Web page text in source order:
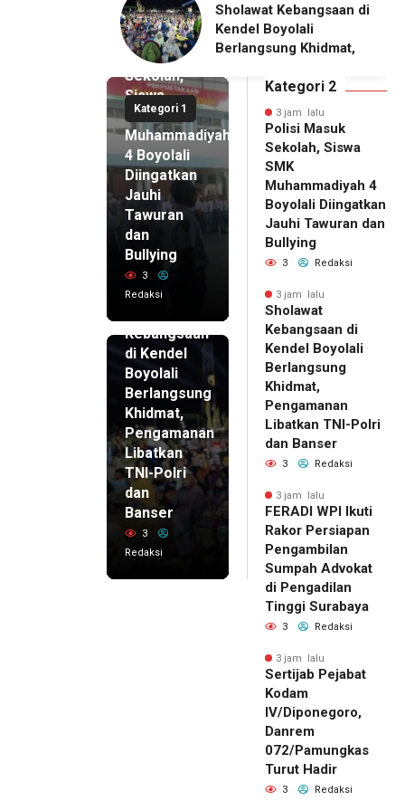
FERADI WPI Ikuti Rakor
Persiapan Pengambilan
Sumpah Advokat di
Surabaya
Kategori 1
3 jam lalu
Polisi
Masuk
Sekolah,
Siswa
SMK
Muhammadiyah
4 Boyolali
Diingatkan
Jauhi
Tawuran
dan
Bullying
3
Redaksi
3 jam lalu
Kebangsaan
di Kendel
Boyolali
Berlangsung
Khidmat,
Pengamanan
Libatkan
TNI-Polri
dan
Banser
3
Redaksi
Kategori 2
3 jam lalu
Polisi Masuk
Sekolah, Siswa
SMK
Muhammadiyah 4
Boyolali Diingatkan
Jauhi Tawuran dan
Bullying
3 Redaksi
3 jam lalu
Sholawat
Kebangsaan di
Kendel Boyolali
Berlangsung
Khidmat,
Pengamanan
Libatkan TNI-Polri
dan Banser
3 Redaksi
3 jam lalu
FERADI WPI Ikuti
Rakor Persiapan
Pengambilan
Sumpah Advokat
di Pengadilan
Tinggi Surabaya
3 Redaksi
3 jam lalu
Sertijab Pejabat
Kodam
IV/Diponegoro,
Danrem
072/Pamungkas
Turut Hadir
3 Redaksi